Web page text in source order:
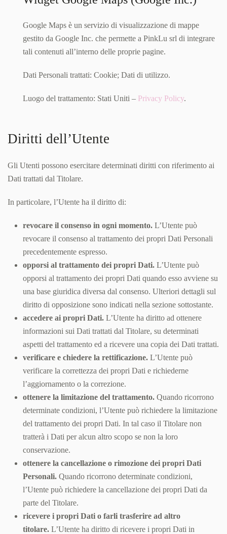
Google Maps è un servizio di visualizzazione di mappe
gestito da Google Inc. che permette a PinkLu srl di integrare
tali contenuti all’interno delle proprie pagine.
Dati Personali trattati: Cookie; Dati di utilizzo.
Luogo del trattamento: Stati Uniti – Privacy Policy.
Diritti dell’Utente
Gli Utenti possono esercitare determinati diritti con riferimento ai
Dati trattati dal Titolare.
In particolare, l’Utente ha il diritto di:
revocare il consenso in ogni momento. L’Utente può
revocare il consenso al trattamento dei propri Dati Personali
precedentemente espresso.
opporsi al trattamento dei propri Dati. L’Utente può
opporsi al trattamento dei propri Dati quando esso avviene su
una base giuridica diversa dal consenso. Ulteriori dettagli sul
diritto di opposizione sono indicati nella sezione sottostante.
accedere ai propri Dati. L’Utente ha diritto ad ottenere
informazioni sui Dati trattati dal Titolare, su determinati
aspetti del trattamento ed a ricevere una copia dei Dati trattati.
verificare e chiedere la rettificazione. L’Utente può
verificare la correttezza dei propri Dati e richiederne
l’aggiornamento o la correzione.
ottenere la limitazione del trattamento. Quando ricorrono
determinate condizioni, l’Utente può richiedere la limitazione
del trattamento dei propri Dati. In tal caso il Titolare non
tratterà i Dati per alcun altro scopo se non la loro
conservazione.
ottenere la cancellazione o rimozione dei propri Dati
Personali. Quando ricorrono determinate condizioni,
l’Utente può richiedere la cancellazione dei propri Dati da
parte del Titolare.
ricevere i propri Dati o farli trasferire ad altro
titolare. L’Utente ha diritto di ricevere i propri Dati in